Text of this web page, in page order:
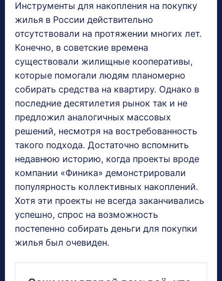
Инструменты для накопления на покупку
жилья в России действительно
отсутствовали на протяжении многих лет.
Конечно, в советские времена
существовали жилищные кооперативы,
которые помогали людям планомерно
собирать средства на квартиру. Однако в
последние десятилетия рынок так и не
предложил аналогичных массовых
решений, несмотря на востребованность
такого подхода. Достаточно вспомнить
недавнюю историю, когда проекты вроде
компании «Финика» демонстрировали
популярность коллективных накоплений.
Хотя эти проекты не всегда заканчивались
успешно, спрос на возможность
постепенно собирать деньги для покупки
жилья был очевиден.